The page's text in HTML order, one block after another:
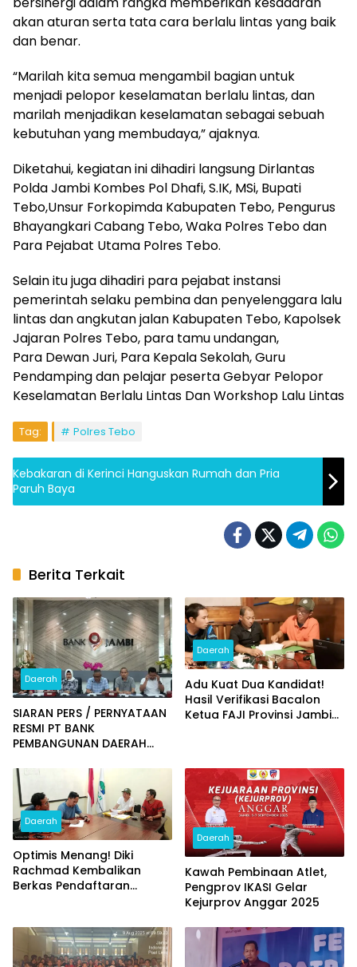
akan aturan serta tata cara berlalu lintas yang baik
dan benar.
“Marilah kita semua mengambil bagian untuk
menjadi pelopor keselamatan berlalu lintas, dan
marilah menjadikan keselamatan sebagai sebuah
kebutuhan yang membudaya,” ajaknya.
Diketahui, kegiatan ini dihadiri langsung Dirlantas
Polda Jambi Kombes Pol Dhafi, S.IK, MSi, Bupati
Tebo,Unsur Forkopimda Kabupaten Tebo, Pengurus
Bhayangkari Cabang Tebo, Waka Polres Tebo dan
Para Pejabat Utama Polres Tebo.
Selain itu juga dihadiri para pejabat instansi
pemerintah selaku pembina dan penyelenggara lalu
lintas dan angkutan jalan Kabupaten Tebo, Kapolsek
Jajaran Polres Tebo, para tamu undangan,
Para Dewan Juri, Para Kepala Sekolah, Guru
Pendamping dan pelajar peserta Gebyar Pelopor
Keselamatan Berlalu Lintas Dan Workshop Lalu Lintas
Tag: Polres Tebo
Kebakaran di Kerinci Hanguskan Rumah dan Pria
Paruh Baya
Berita Terkait
Daerah
SIARAN PERS / PERNYATAAN
RESMI PT BANK
PEMBANGUNAN DAERAH
Daerah
Adu Kuat Dua Kandidat!
Hasil Verifikasi Bacalon
Ketua FAJI Provinsi Jambi
Daerah
Optimis Menang! Diki
Rachmad Kembalikan
Berkas Pendaftaran
Daerah
Kawah Pembinaan Atlet,
Pengprov IKASI Gelar
Kejurprov Anggar 2025